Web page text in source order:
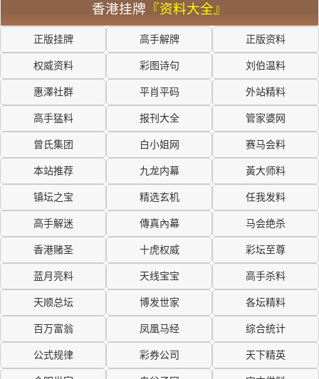
香港挂牌 『资料大全』
正版挂牌 高手解牌 正版资料
权威资料 彩图诗句 刘伯温料
惠澤社群 平肖平码 外站精料
高手猛料 报刊大全 管家婆网
曾氏集团 白小姐网 赛马会料
本站推荐 九龙内幕 黃大师料
镇坛之宝 精选玄机 任我发料
高手解迷 傳真內幕 马会绝杀
香港赌圣 十虎权威 彩坛至尊
蓝月亮料 天线宝宝 高手杀料
天顺总坛 博发世家 各坛精料
百万富翁 凤凰马经 综合统计
公式规律 彩券公司 天下精英